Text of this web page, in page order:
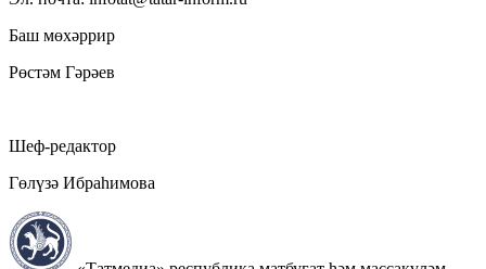
Баш мөхәррир
Рөстәм Гәрәев
Шеф-редактор
Гөлүзә Ибраһимова